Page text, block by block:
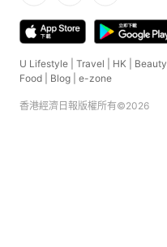
U Lifestyle Travel HK Beauty
Food
Blog e-zone
香港經濟日報版權所有©2026